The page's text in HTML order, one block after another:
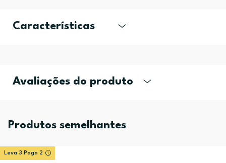
Características
Avaliações do produto
Produtos semelhantes
Leva 3 Paga 2